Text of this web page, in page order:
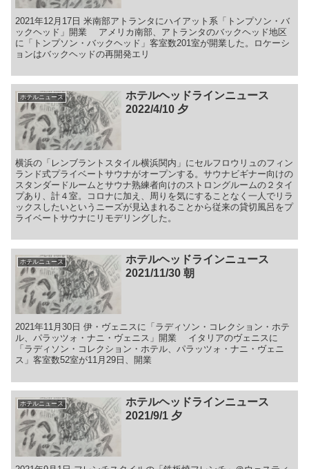
2021年12月17日 米南部アトランタにハイアット系「トンプソン・バ
ックヘッド」開業 アメリカ南部、アトランタのバックヘッド地区
に「トンプソン・バックヘッド」客室数201室が開業した。ロケーシ
ョンはバックヘッドの再開発エリ
ホテルニュース
ホテルヘッドラインニュース
2022/4/10 夕
横浜の「レンブラントスタイル横浜関内」にセルフロウリュのフィン
ランド式プライベートサウナがオープンする。サウナビギナー向けの
スタンダードルームとサウナ熟練者向けのストロングルームの２タイ
プあり、計４室。コロナに加え、周りを気にすることなく一人でリラ
ックスしたいというニーズが見込まれることから従来の貸切風呂をプ
ライベートサウナにリモデリングした。
ホテルニュース
ホテルヘッドラインニュース
2021/11/30 朝
2021年11月30日 伊・ヴェニスに「ラディソン・コレクション・ホテ
ル、パラッツォ・ナニ・ヴェニス」開業 イタリアのヴェニスに
「ラディソン・コレクション・ホテル、パラッツォ・ナニ・ヴェニ
ス」客室数52室が11月29日、開業
ホテルニュース
ホテルヘッドラインニュース
2021/9/1 夕